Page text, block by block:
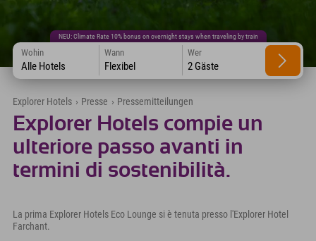
NEU: Climate Rate 10% bonus on overnight stays when traveling by train
Wohin
Alle Hotels
Wann
Flexibel
Wer
2 Gäste
Explorer Hotels › Presse › Pressemitteilungen
Explorer Hotels compie un
ulteriore passo avanti in
termini di sostenibilità.
La prima Explorer Hotels Eco Lounge si è tenuta presso l'Explorer Hotel
Farchant.